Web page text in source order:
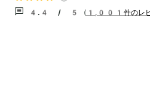
4.4 / 5 ( 1,001件のレビ